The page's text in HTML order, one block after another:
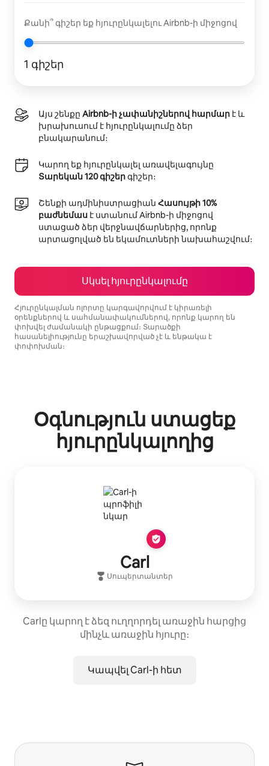
Քանի՞ գիշեր եք հյուրընկալելու Airbnb-ի միջոցով
1 գիշեր
Այս շենքը Airbnb-ի չափանիշներով հարմար է և
խրախուսում է հյուրընկալումը ձեր
բնակարանում։
Կարող եք հյուրընկալել առավելագույնը
Տարեկան 120 գիշերգիշեր։
Շենքի ադմինիստրացիան Հասույթի 10%
բաժնեմաս է ստանում Airbnb-ի միջոցով
ստացած ձեր վերջնավճարներից, որոնք
արտացոլված են եկամուտների նախահաշվում։
Սկսել հյուրընկալումը
Հյուրընկալման ոլորտը կարգավորվում է կիրառելի
օրենքներով և սահմանափակումներով, որոնք կարող են
փոխվել ժամանակի ընթացքում։ Տարածքի
հասանելիությունը երաշխավորված չէ և ենթակա է
փոփոխման։
Օգնություն ստացեք
հյուրընկալողից
Carl
Սուպերտանտեր
Carlը կարող է ձեզ ուղղորդել առաջին հարցից
մինչև առաջին հյուրը։
Կապվել Carl-ի հետ